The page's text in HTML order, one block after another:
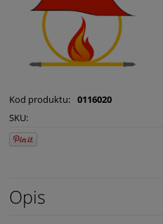
Kod produktu: 0116020
SKU:
Opis